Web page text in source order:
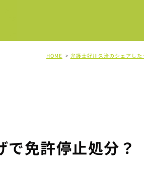
HOME 弁護士好川久治のシェアした
で免許停止処分？